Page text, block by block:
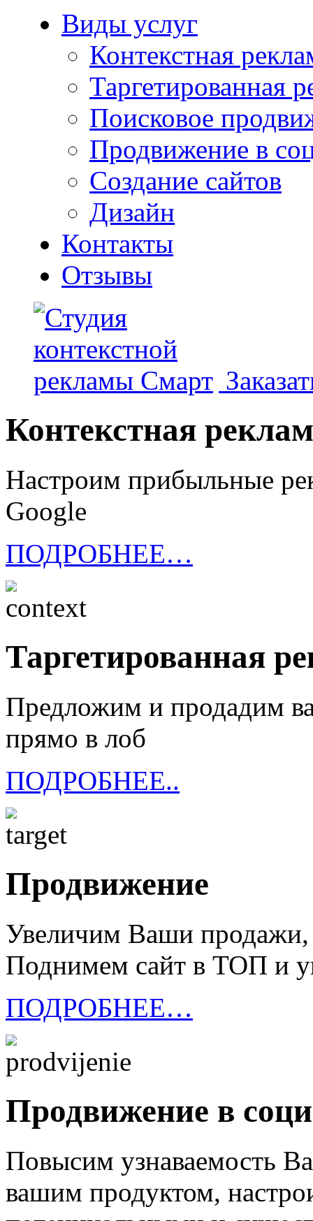
Виды услуг
Контекстная
Таргетированная
Поисковое
Продвижение в
Создание сайтов
Дизайн
Контакты
Отзывы
Контекстная
Настроим прибыльные
Google
ПОДРОБНЕЕ…
Таргетированная
Предложим и продадим
прямо в лоб
ПОДРОБНЕЕ..
Продвижение
Увеличим Ваши продажи,
Поднимем сайт в ТОП и
ПОДРОБНЕЕ…
Продвижение в
Повысим узнаваемость
вашим продуктом,